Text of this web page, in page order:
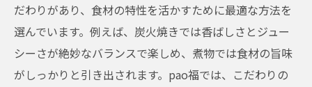
だわりがあり、食材の特性を活かすために最適な方法を
選んでいます。例えば、炭火焼きでは香ばしさとジュー
シーさが絶妙なバランスで楽しめ、煮物では食材の旨味
がしっかりと引き出されます。pao福では、こだわりの